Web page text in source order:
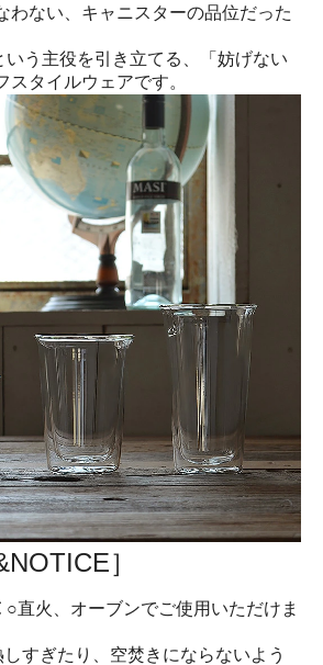
わない、キャニスターの品位だった
う主役を引き立てる、「妨げない
スタイルウェアです。
］
直火、オーブンでご使用いただけま
すぎたり、空焚きにならないよう